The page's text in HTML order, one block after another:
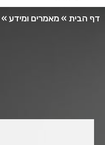
דף הבית »מאמרים ומידע »